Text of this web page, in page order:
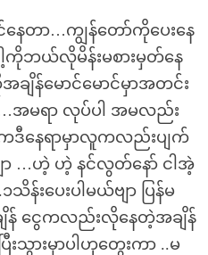
နေတာ…ကျွန်တော်ကိုပေးနေ
ကိုဘယ်လိုမိန်းမစားမှတ်နေ
န်မောင်မောင်မှာအတင်း
အမရာ လုပ်ပါ အမလည်း
နေရာမှာလူကလည်းပျက်
ျာ …ဟဲ့ ဟဲ့ နင်လွတ်နော် ငါအဲ့
းပေးပါမယ်ဗျာ ပြန်မ
န် ငွေကလည်းလိုနေတဲ့အချိန်
သွားမှာပါဟုတွေးကာ ..မ